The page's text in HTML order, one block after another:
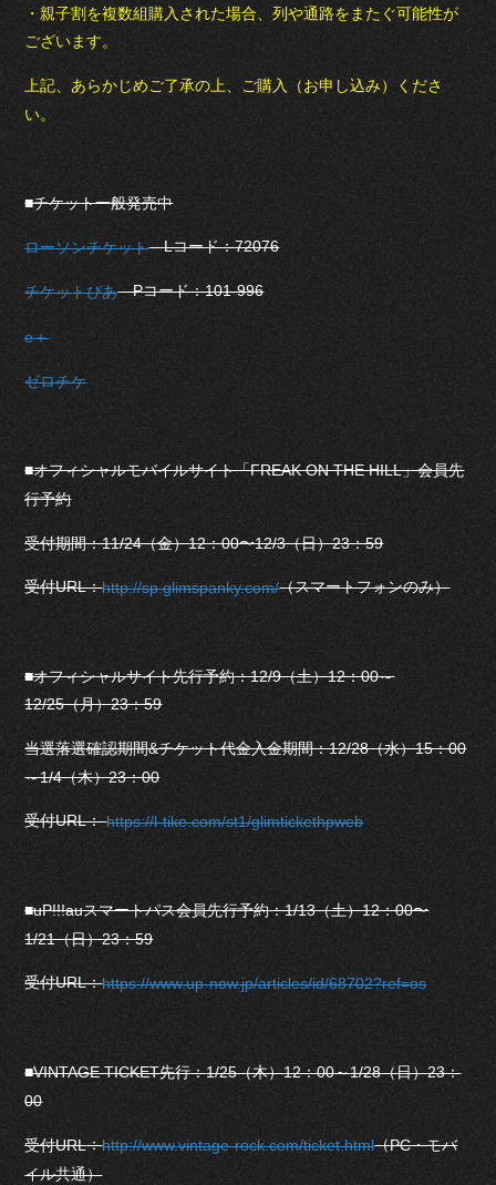
・親子割を複数組購入された場合、列や通路をまたぐ可能性が
ございます。
上記、あらかじめご了承の上、ご購入（お申し込み）くださ
い。
■チケット一般発売中
ローソンチケットLコード：72076
チケットぴあPコード：101-996
e＋
ゼロチケ
■オフィシャルモバイルサイト「FREAK ON THE HILL」会員先
行予約
受付期間：11/24（金）12：00〜12/3（日）23：59
受付URL：http://sp.glimspanky.com/（スマートフォンのみ）
■オフィシャルサイト先行予約：12/9（土）12：00～
12/25（月）23：59
当選落選確認期間&チケット代金入金期間：12/28（水）15：00
～1/4（木）23：00
受付URL：https://l-tike.com/st1/glimtickethpweb
■uP!!!auスマートパス会員先行予約：1/13（土）12：00〜
1/21（日）23：59
受付URL：https://www.up-now.jp/articles/id/68702?ref=os
■VINTAGE TICKET先行：1/25（木）12：00～1/28（日）23：
00
受付URL：http://www.vintage-rock.com/ticket.html（PC・モバ
イル共通）